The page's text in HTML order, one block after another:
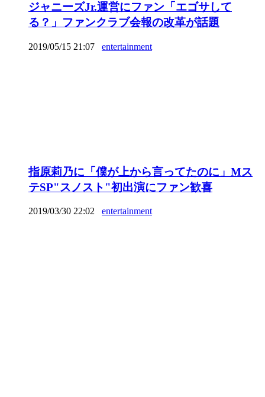
ジャニーズJr.運営にファン「エゴサして
る？」ファンクラブ会報の改革が話題
2019/05/15 21:07 entertainment
指原莉乃に「僕が上から言ってたのに」Mス
テSP"スノスト"初出演にファン歓喜
2019/03/30 22:02 entertainment